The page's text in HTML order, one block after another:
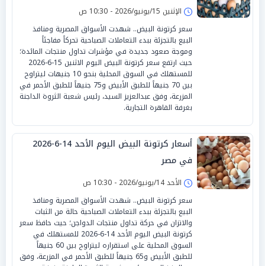
الإثنين 15/يونيو/2026 - 10:30 ص
سعر كرتونة البيض.. شهدت الأسواق المصرية ومنافذ
البيع بالتجزئة ببدء التعاملات الصباحية تحركاً مفاجئاً
وموجة صعود جديدة في مؤشرات تداول منتجات المائدة؛
حيث ارتفع سعر كرتونة البيض اليوم الاثنين 15-6-2026
للمستهلك في السوق المحلية بنحو 10 جنيهات ليتراوح
بين 70 جنيهاً للطبق الأبيض و75 جنيهاً للطبق الأحمر في
المزرعة، وفق عبدالعزيز السيد، رئيس شعبة الثروة الداجنة
بغرفة القاهرة التجارية.
أسعار كرتونة البيض اليوم الأحد 14-6-2026
في مصر
الأحد 14/يونيو/2026 - 10:30 ص
سعر كرتونة البيض.. شهدت الأسواق المصرية ومنافذ
البيع بالتجزئة ببدء التعاملات الصباحية حالة من الثبات
والاتزان في حركة تداول منتجات الدواجن؛ حيث حافظ سعر
كرتونة البيض اليوم الأحد 14-6-2026 للمستهلك في
السوق المحلية على استقراره ليتراوح بين 60 جنيهاً
للطبق الأبيض و65 جنيهاً للطبق الأحمر في المزرعة، وفق